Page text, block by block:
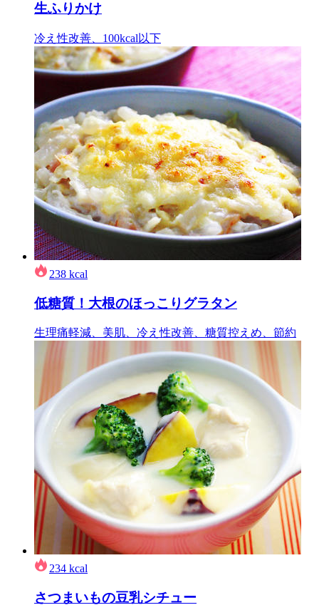
生ふりかけ
冷え性改善、100kcal以下
238 kcal
低糖質！大根のほっこりグラタン
生理痛軽減、美肌、冷え性改善、糖質控えめ、節約
234 kcal
さつまいもの豆乳シチュー